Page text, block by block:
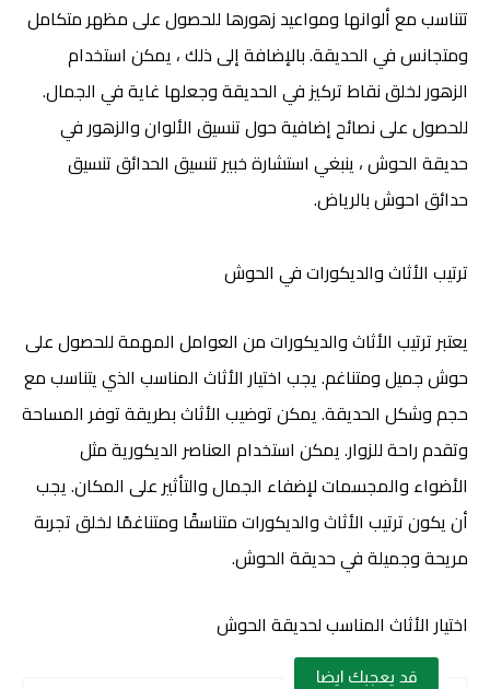
تتناسب مع ألوانها ومواعيد زهورها للحصول على مظهر متكامل
ومتجانس في الحديقة. بالإضافة إلى ذلك ، يمكن استخدام
الزهور لخلق نقاط تركيز في الحديقة وجعلها غاية في الجمال.
للحصول على نصائح إضافية حول تنسيق الألوان والزهور في
حديقة الحوش ، ينبغي استشارة خبير تنسيق الحدائق تنسيق
حدائق احوش بالرياض.
ترتيب الأثاث والديكورات في الحوش
يعتبر ترتيب الأثاث والديكورات من العوامل المهمة للحصول على
حوش جميل ومتناغم. يجب اختيار الأثاث المناسب الذي يتناسب مع
حجم وشكل الحديقة. يمكن توضيب الأثاث بطريقة توفر المساحة
وتقدم راحة للزوار. يمكن استخدام العناصر الديكورية مثل
الأضواء والمجسمات لإضفاء الجمال والتأثير على المكان. يجب
أن يكون ترتيب الأثاث والديكورات متناسقًا ومتناغمًا لخلق تجربة
مريحة وجميلة في حديقة الحوش.
اختيار الأثاث المناسب لحديقة الحوش
قد يعجبك ايضا